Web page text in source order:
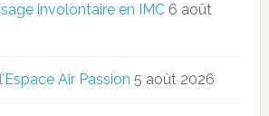
involontaire en IMC 6 août
Air Passion 5 août 2026